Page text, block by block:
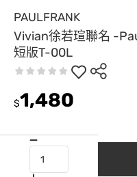
PAULFRANK
Vivian徐若瑄聯名 -
短版T-00L
$1,480